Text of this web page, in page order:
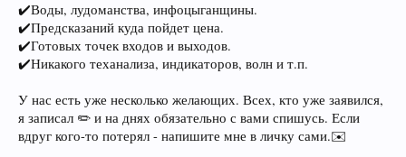
✔️Воды, лудоманства, инфоцыганщины.
✔️Предсказаний куда пойдет цена.
✔️Готовых точек входов и выходов.
✔️Никакого теханализа, индикаторов, волн и т.п.
У нас есть уже несколько желающих. Всех, кто уже заявился,
я записал ✏️ и на днях обязательно с вами спишусь. Если
вдруг кого-то потерял - напишите мне в личку сами.✉️